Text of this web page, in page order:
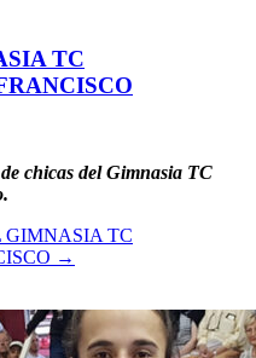
TC
chicas del Gimnasia TC
GIMNASIA TC
→